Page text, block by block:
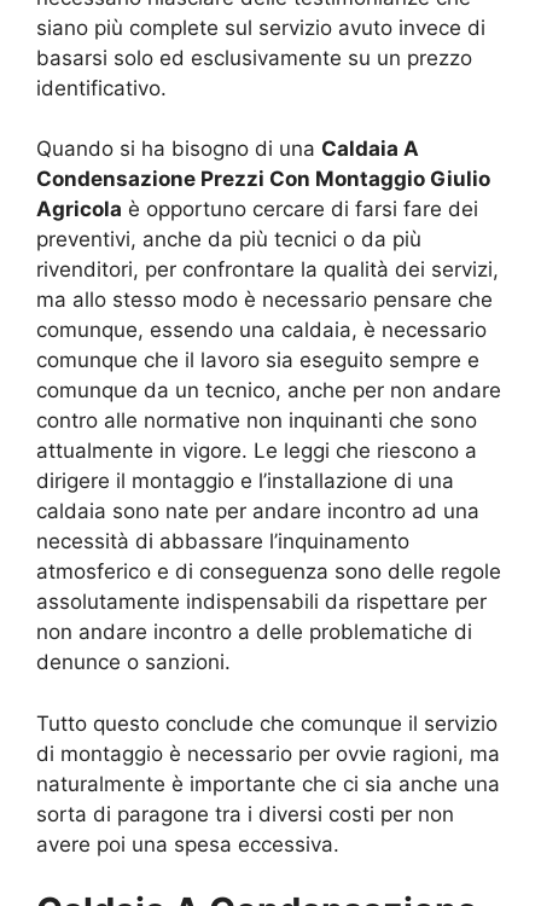
siano più complete sul servizio avuto invece di
basarsi solo ed esclusivamente su un prezzo
identificativo.
Quando si ha bisogno di una Caldaia A
Condensazione Prezzi Con Montaggio Giulio
Agricola è opportuno cercare di farsi fare dei
preventivi, anche da più tecnici o da più
rivenditori, per confrontare la qualità dei servizi,
ma allo stesso modo è necessario pensare che
comunque, essendo una caldaia, è necessario
comunque che il lavoro sia eseguito sempre e
comunque da un tecnico, anche per non andare
contro alle normative non inquinanti che sono
attualmente in vigore. Le leggi che riescono a
dirigere il montaggio e l’installazione di una
caldaia sono nate per andare incontro ad una
necessità di abbassare l’inquinamento
atmosferico e di conseguenza sono delle regole
assolutamente indispensabili da rispettare per
non andare incontro a delle problematiche di
denunce o sanzioni.
Tutto questo conclude che comunque il servizio
di montaggio è necessario per ovvie ragioni, ma
naturalmente è importante che ci sia anche una
sorta di paragone tra i diversi costi per non
avere poi una spesa eccessiva.